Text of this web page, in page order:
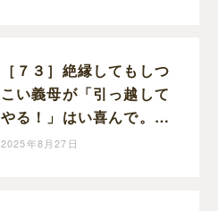
［７３］絶縁してもしつ
こい義母が「引っ越して
やる！」はい喜んで。ク
セ強義母に抗う嫁達｜岡
2025年8月27日